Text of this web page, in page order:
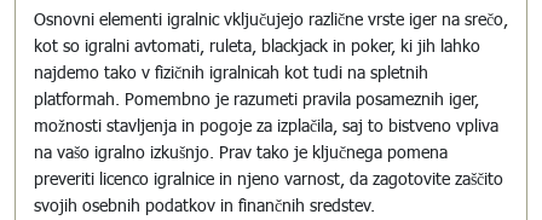
Osnovni elementi igralnic vključujejo različne vrste iger na srečo,
kot so igralni avtomati, ruleta, blackjack in poker, ki jih lahko
najdemo tako v fizičnih igralnicah kot tudi na spletnih
platformah. Pomembno je razumeti pravila posameznih iger,
možnosti stavljenja in pogoje za izplačila, saj to bistveno vpliva
na vašo igralno izkušnjo. Prav tako je ključnega pomena
preveriti licenco igralnice in njeno varnost, da zagotovite zaščito
svojih osebnih podatkov in finančnih sredstev.